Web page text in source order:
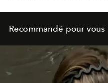
Recommandé pour vous